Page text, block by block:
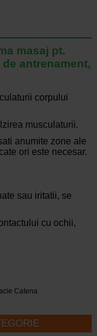
masaj pt.
antrenament,
corpului
musculaturii.
anumite zone ale
ori este necesar.
sau iritatii, se
cu ochii,
Catena